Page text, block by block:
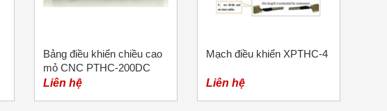
Bảng điều khiển chiều cao
mỏ CNC PTHC-200DC
Liên hệ
Mạch điều khiển XPTHC-4
Liên hệ